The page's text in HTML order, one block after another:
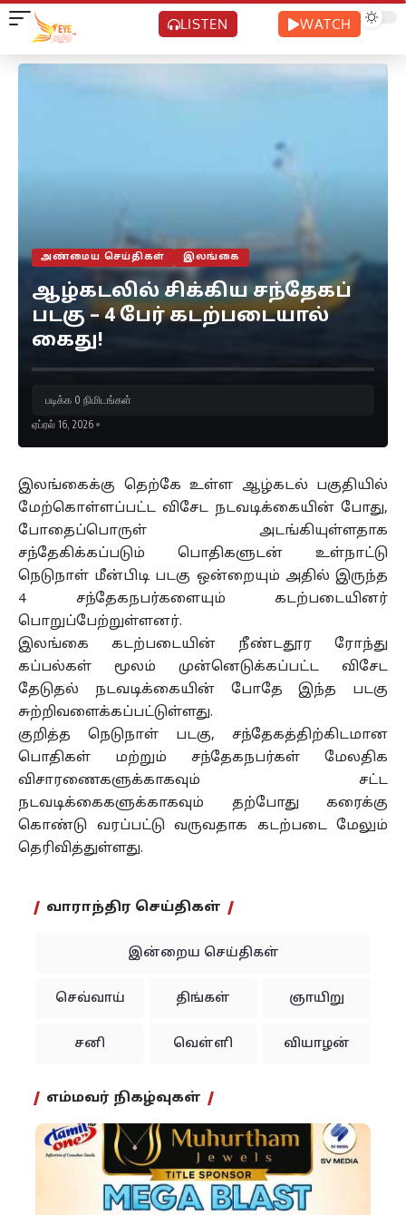
LISTEN WATCH
அண்மைய செய்திகள் இலங்கை
ஆழ்கடலில் சிக்கிய சந்தேகப்
படகு – 4 பேர் கடற்படையால்
கைது!
ஏப்ரல் 16, 2026
படிக்க 0 நிமிடங்கள்
இலங்கைக்கு தெற்கே உள்ள ஆழ்கடல் பகுதியில்
மேற்கொள்ளப்பட்ட விசேட நடவடிக்கையின் போது,
போதைப்பொருள் அடங்கியுள்ளதாக
சந்தேகிக்கப்படும் பொதிகளுடன் உள்நாட்டு
நெடுநாள் மீன்பிடி படகு ஒன்றையும் அதில் இருந்த
4 சந்தேகநபர்களையும் கடற்படையினர்
பொறுப்பேற்றுள்ளனர்.
இலங்கை கடற்படையின் நீண்டதூர ரோந்து
கப்பல்கள் மூலம் முன்னெடுக்கப்பட்ட விசேட
தேடுதல் நடவடிக்கையின் போதே இந்த படகு
சுற்றிவளைக்கப்பட்டுள்ளது.
குறித்த நெடுநாள் படகு, சந்தேகத்திற்கிடமான
பொதிகள் மற்றும் சந்தேகநபர்கள் மேலதிக
விசாரணைகளுக்காகவும் சட்ட
நடவடிக்கைகளுக்காகவும் தற்போது கரைக்கு
கொண்டு வரப்பட்டு வருவதாக கடற்படை மேலும்
தெரிவித்துள்ளது.
வாராந்திர செய்திகள்
இன்றைய செய்திகள்
செவ்வாய் திங்கள் ஞாயிறு
சனி வெள்ளி வியாழன்
எம்மவர் நிகழ்வுகள்